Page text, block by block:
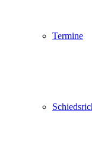
Termine